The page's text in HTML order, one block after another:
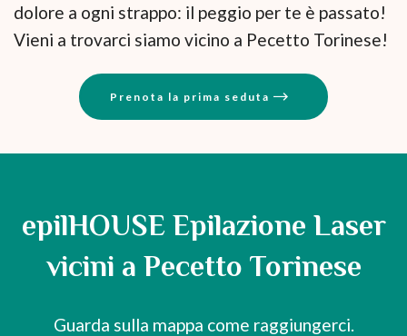
dolore a ogni strappo: il peggio per te è passato!
Vieni a trovarci siamo vicino a Pecetto Torinese!
Prenota la prima seduta
epilHOUSE Epilazione Laser
vicini a Pecetto Torinese
Guarda sulla mappa come raggiungerci.